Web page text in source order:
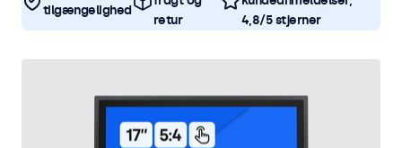
tilgængelighed
retur
4,8/5 stjerner